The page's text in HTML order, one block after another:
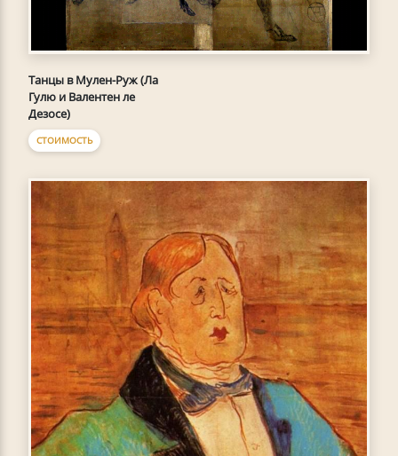
Танцы в Мулен-Руж (Ла
Гулю и Валентен ле
Дезосе)
СТОИМОСТЬ